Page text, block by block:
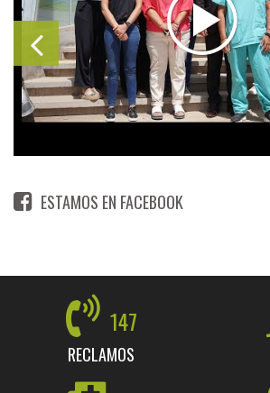
ESTAMOS EN FACEBOOK
147
RECLAMOS